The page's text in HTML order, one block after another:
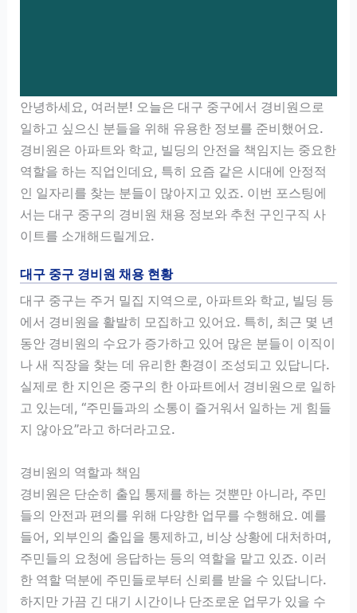
안녕하세요, 여러분! 오늘은 대구 중구에서 경비원으로
일하고 싶으신 분들을 위해 유용한 정보를 준비했어요.
경비원은 아파트와 학교, 빌딩의 안전을 책임지는 중요한
역할을 하는 직업인데요, 특히 요즘 같은 시대에 안정적
인 일자리를 찾는 분들이 많아지고 있죠. 이번 포스팅에
서는 대구 중구의 경비원 채용 정보와 추천 구인구직 사
이트를 소개해드릴게요.
대구 중구 경비원 채용 현황
대구 중구는 주거 밀집 지역으로, 아파트와 학교, 빌딩 등
에서 경비원을 활발히 모집하고 있어요. 특히, 최근 몇 년
동안 경비원의 수요가 증가하고 있어 많은 분들이 이직이
나 새 직장을 찾는 데 유리한 환경이 조성되고 있답니다.
실제로 한 지인은 중구의 한 아파트에서 경비원으로 일하
고 있는데, “주민들과의 소통이 즐거워서 일하는 게 힘들
지 않아요”라고 하더라고요.
경비원의 역할과 책임
경비원은 단순히 출입 통제를 하는 것뿐만 아니라, 주민
들의 안전과 편의를 위해 다양한 업무를 수행해요. 예를
들어, 외부인의 출입을 통제하고, 비상 상황에 대처하며,
주민들의 요청에 응답하는 등의 역할을 맡고 있죠. 이러
한 역할 덕분에 주민들로부터 신뢰를 받을 수 있답니다.
하지만 가끔 긴 대기 시간이나 단조로운 업무가 있을 수